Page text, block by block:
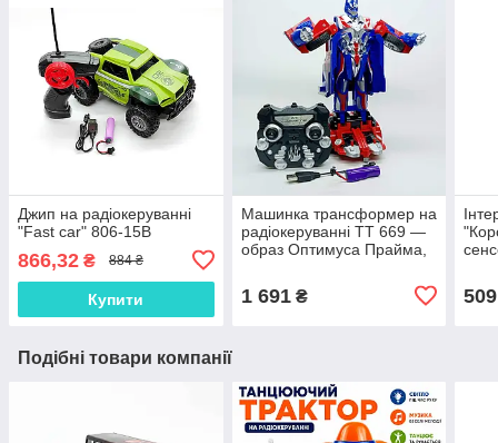
Джип на радіокеруванні
"Fast car" 806-15B
866,32 ₴ 884 ₴
Купити
Машинка трансформер на
радіокеруванні TT 669 —
образ Оптимуса Прайма,
гумові колеса, акумулятор
3.7 V
1 691₴ 509
Подібні товари компанії